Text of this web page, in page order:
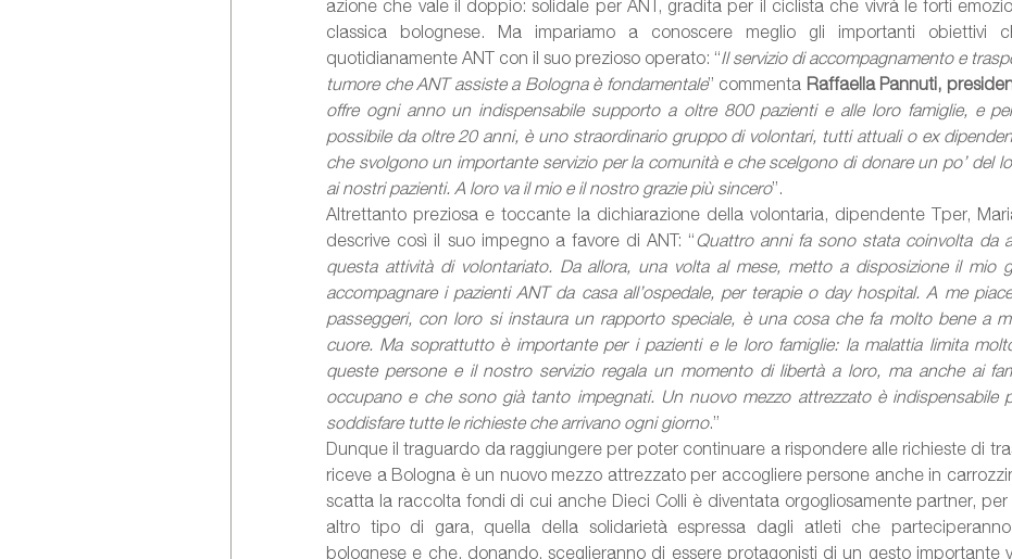
azione che vale il doppio: solidale per ANT, gradita per il ciclista che vivrà le forti
classica bolognese. Ma impariamo a conoscere meglio gli importanti obiettivi
quotidianamente ANT con il suo prezioso operato: “Il servizio di accompagnamento e
tumore che ANT assiste a Bologna è fondamentale” commenta Raffaella Pannuti,
offre ogni anno un indispensabile supporto a oltre 800 pazienti e alle loro famiglie, e
possibile da oltre 20 anni, è uno straordinario gruppo di volontari, tutti attuali o ex
che svolgono un importante servizio per la comunità e che scelgono di donare un po’ del
ai nostri pazienti. A loro va il mio e il nostro grazie più sincero”.
Altrettanto preziosa e toccante la dichiarazione della volontaria, dipendente Tper,
descrive così il suo impegno a favore di ANT: “Quattro anni fa sono stata coinvolta da
questa attività di volontariato. Da allora, una volta al mese, metto a disposizione il mio
accompagnare i pazienti ANT da casa all’ospedale, per terapie o day hospital. A me
passeggeri, con loro si instaura un rapporto speciale, è una cosa che fa molto bene a
cuore. Ma soprattutto è importante per i pazienti e le loro famiglie: la malattia limita
queste persone e il nostro servizio regala un momento di libertà a loro, ma anche ai
occupano e che sono già tanto impegnati. Un nuovo mezzo attrezzato è indispensabile
soddisfare tutte le richieste che arrivano ogni giorno.”
Dunque il traguardo da raggiungere per poter continuare a rispondere alle richieste di
riceve a Bologna è un nuovo mezzo attrezzato per accogliere persone anche in
scatta la raccolta fondi di cui anche Dieci Colli è diventata orgogliosamente partner, per
altro tipo di gara, quella della solidarietà espressa dagli atleti che
bolognese e che, donando, sceglieranno di essere protagonisti di un gesto importante